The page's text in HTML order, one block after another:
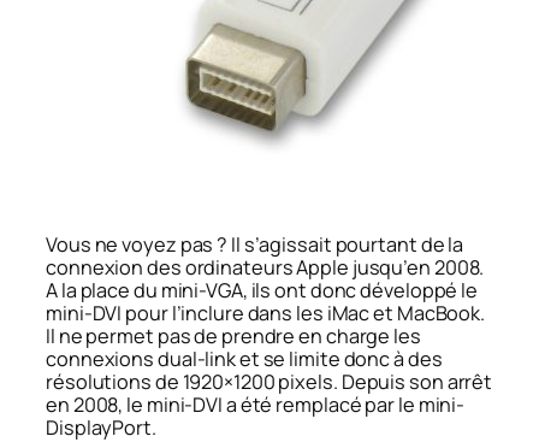
Vous ne voyez pas ? Il s’agissait pourtant de la
connexion des ordinateurs Apple jusqu’en 2008.
A la place du mini-VGA, ils ont donc développé le
mini-DVI pour l’inclure dans les iMac et MacBook.
Il ne permet pas de prendre en charge les
connexions dual-link et se limite donc à des
résolutions de 1920×1200 pixels. Depuis son arrêt
en 2008, le mini-DVI a été remplacé par le mini-
DisplayPort.